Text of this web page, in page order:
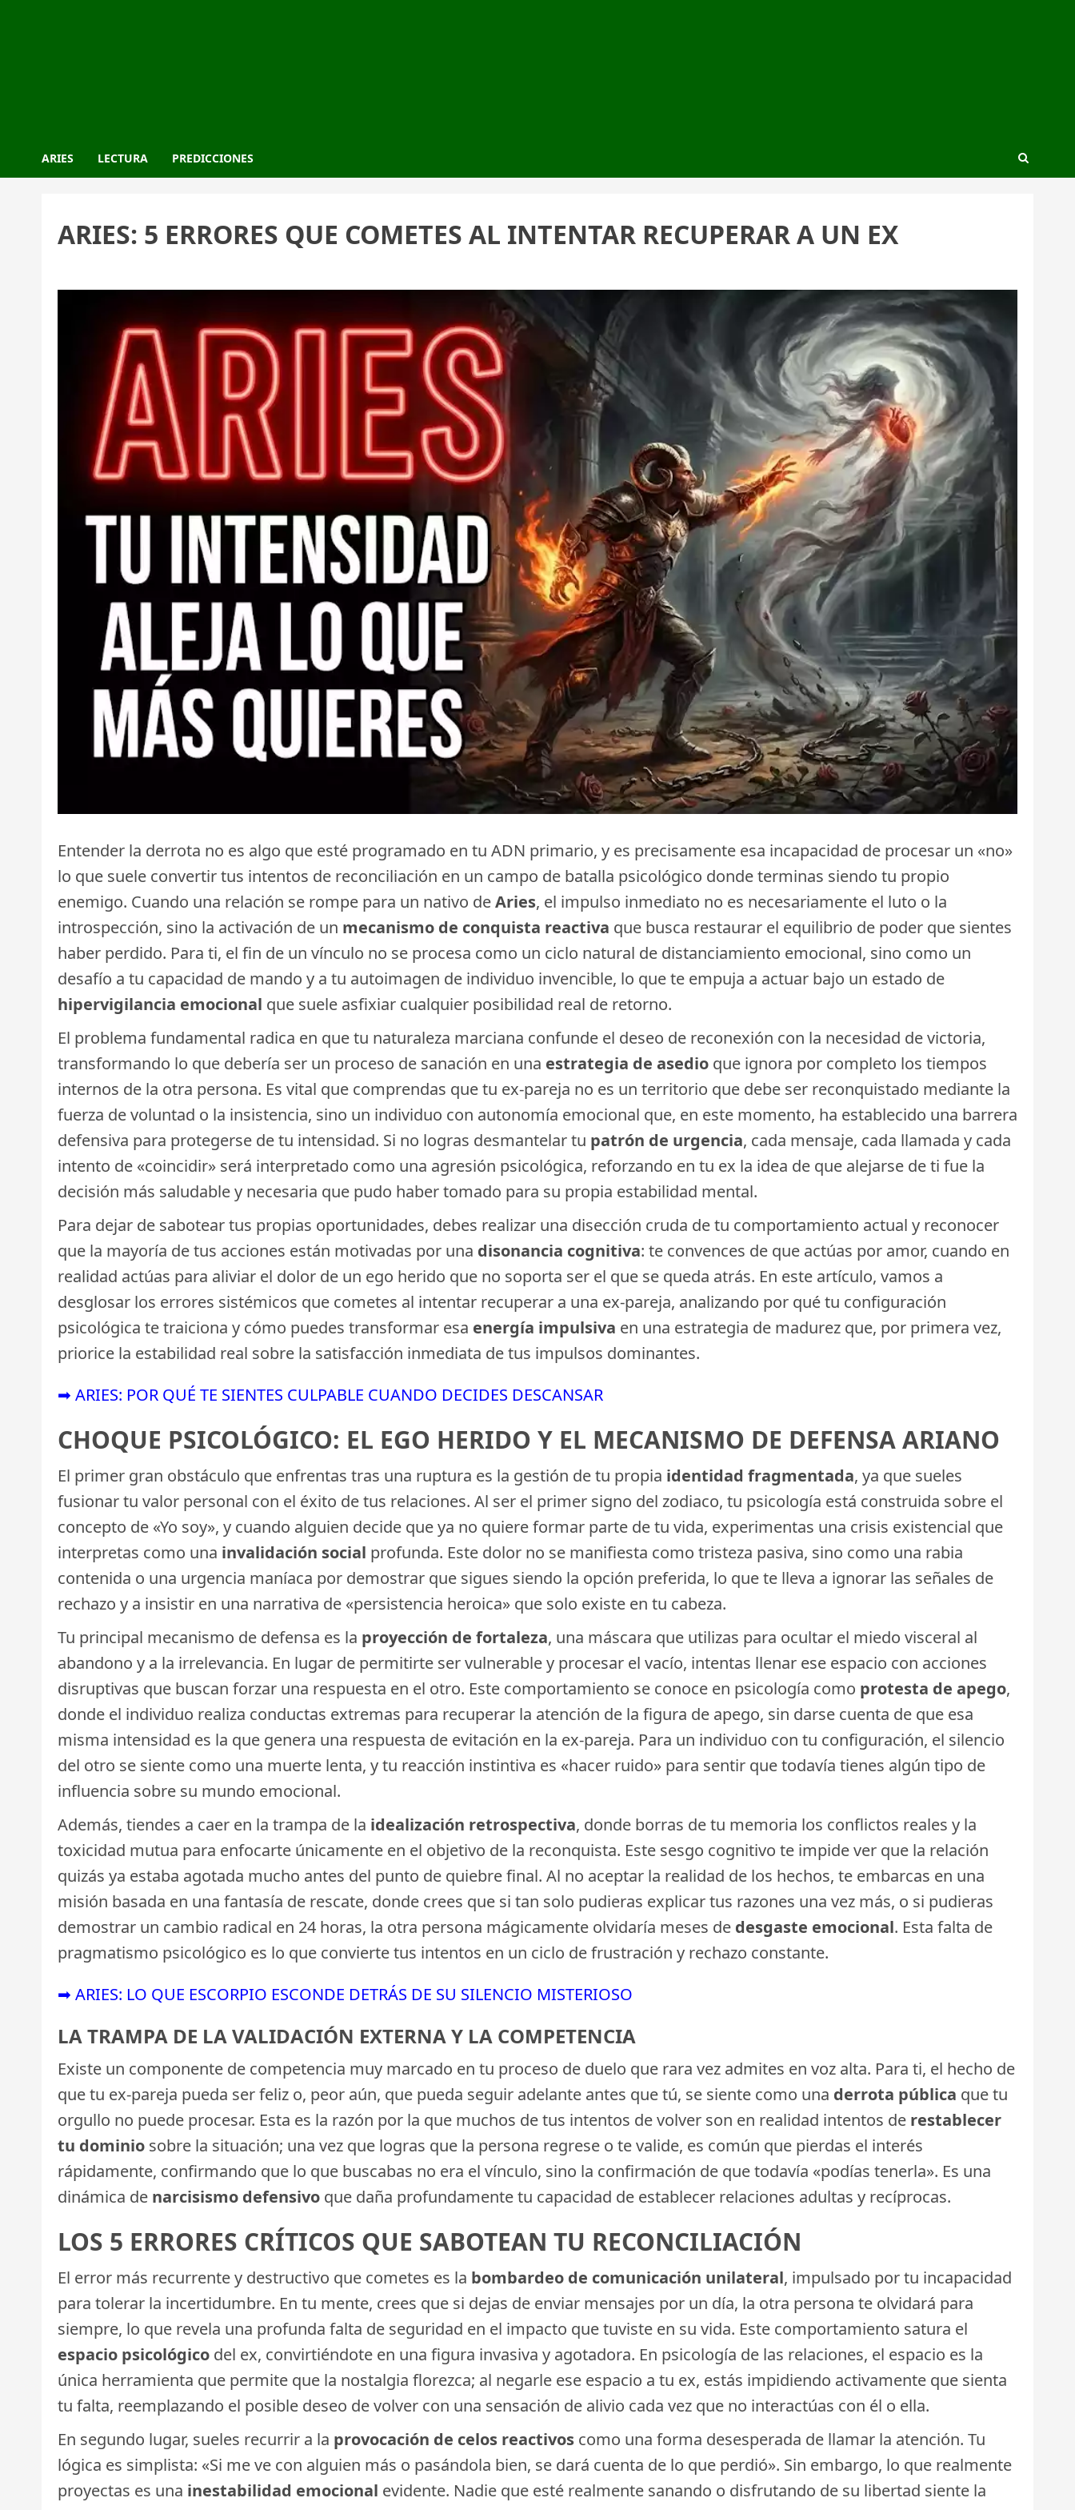
ARIES LECTURA PREDICCIONES
ARIES: 5 ERRORES QUE COMETES AL INTENTAR RECUPERAR A UN EX
Entender la derrota no es algo que esté programado en tu ADN primario, y es precisamente esa incapacidad de procesar un «no»
lo que suele convertir tus intentos de reconciliación en un campo de batalla psicológico donde terminas siendo tu propio
enemigo. Cuando una relación se rompe para un nativo deAries, el impulso inmediato no es necesariamente el luto o la
introspección, sino la activación de un mecanismo de conquista reactiva que busca restaurar el equilibrio de poder que sientes
haber perdido. Para ti, el fin de un vínculo no se procesa como un ciclo natural de distanciamiento emocional, sino como un
desafío a tu capacidad de mando y a tu autoimagen de individuo invencible, lo que te empuja a actuar bajo un estado de
hipervigilancia emocional que suele asfixiar cualquier posibilidad real de retorno.
El problema fundamental radica en que tu naturaleza marciana confunde el deseo de reconexión con la necesidad de victoria,
transformando lo que debería ser un proceso de sanación en una estrategia de asedio que ignora por completo los tiempos
internos de la otra persona. Es vital que comprendas que tu ex-pareja no es un territorio que debe ser reconquistado mediante la
fuerza de voluntad o la insistencia, sino un individuo con autonomía emocional que, en este momento, ha establecido una barrera
defensiva para protegerse de tu intensidad. Si no logras desmantelar tu patrón de urgencia, cada mensaje, cada llamada y cada
intento de «coincidir» será interpretado como una agresión psicológica, reforzando en tu ex la idea de que alejarse de ti fue la
decisión más saludable y necesaria que pudo haber tomado para su propia estabilidad mental.
Para dejar de sabotear tus propias oportunidades, debes realizar una disección cruda de tu comportamiento actual y reconocer
que la mayoría de tus acciones están motivadas por una disonancia cognitiva: te convences de que actúas por amor, cuando en
realidad actúas para aliviar el dolor de un ego herido que no soporta ser el que se queda atrás. En este artículo, vamos a
desglosar los errores sistémicos que cometes al intentar recuperar a una ex-pareja, analizando por qué tu configuración
psicológica te traiciona y cómo puedes transformar esa energía impulsiva en una estrategia de madurez que, por primera vez,
priorice la estabilidad real sobre la satisfacción inmediata de tus impulsos dominantes.
➡ ARIES: POR QUÉ TE SIENTES CULPABLE CUANDO DECIDES DESCANSAR
CHOQUE PSICOLÓGICO: EL EGO HERIDO Y EL MECANISMO DE DEFENSA ARIANO
El primer gran obstáculo que enfrentas tras una ruptura es la gestión de tu propia identidad fragmentada, ya que sueles
fusionar tu valor personal con el éxito de tus relaciones. Al ser el primer signo del zodiaco, tu psicología está construida sobre el
concepto de «Yo soy», y cuando alguien decide que ya no quiere formar parte de tu vida, experimentas una crisis existencial que
interpretas como una invalidación social profunda. Este dolor no se manifiesta como tristeza pasiva, sino como una rabia
contenida o una urgencia maníaca por demostrar que sigues siendo la opción preferida, lo que te lleva a ignorar las señales de
rechazo y a insistir en una narrativa de «persistencia heroica» que solo existe en tu cabeza.
Tu principal mecanismo de defensa es la proyección de fortaleza, una máscara que utilizas para ocultar el miedo visceral al
abandono y a la irrelevancia. En lugar de permitirte ser vulnerable y procesar el vacío, intentas llenar ese espacio con acciones
disruptivas que buscan forzar una respuesta en el otro. Este comportamiento se conoce en psicología como protesta de apego,
donde el individuo realiza conductas extremas para recuperar la atención de la figura de apego, sin darse cuenta de que esa
misma intensidad es la que genera una respuesta de evitación en la ex-pareja. Para un individuo con tu configuración, el silencio
del otro se siente como una muerte lenta, y tu reacción instintiva es «hacer ruido» para sentir que todavía tienes algún tipo de
influencia sobre su mundo emocional.
Además, tiendes a caer en la trampa de la idealización retrospectiva, donde borras de tu memoria los conflictos reales y la
toxicidad mutua para enfocarte únicamente en el objetivo de la reconquista. Este sesgo cognitivo te impide ver que la relación
quizás ya estaba agotada mucho antes del punto de quiebre final. Al no aceptar la realidad de los hechos, te embarcas en una
misión basada en una fantasía de rescate, donde crees que si tan solo pudieras explicar tus razones una vez más, o si pudieras
demostrar un cambio radical en 24 horas, la otra persona mágicamente olvidaría meses de desgaste emocional. Esta falta de
pragmatismo psicológico es lo que convierte tus intentos en un ciclo de frustración y rechazo constante.
➡ ARIES: LO QUE ESCORPIO ESCONDE DETRÁS DE SU SILENCIO MISTERIOSO
LA TRAMPA DE LA VALIDACIÓN EXTERNA Y LA COMPETENCIA
Existe un componente de competencia muy marcado en tu proceso de duelo que rara vez admites en voz alta. Para ti, el hecho de
que tu ex-pareja pueda ser feliz o, peor aún, que pueda seguir adelante antes que tú, se siente como una derrota pública que tu
orgullo no puede procesar. Esta es la razón por la que muchos de tus intentos de volver son en realidad intentos de restablecer
tu dominio sobre la situación; una vez que logras que la persona regrese o te valide, es común que pierdas el interés
rápidamente, confirmando que lo que buscabas no era el vínculo, sino la confirmación de que todavía «podías tenerla». Es una
dinámica de narcisismo defensivo que daña profundamente tu capacidad de establecer relaciones adultas y recíprocas.
LOS 5 ERRORES CRÍTICOS QUE SABOTEAN TU RECONCILIACIÓN
El error más recurrente y destructivo que cometes es la bombardeo de comunicación unilateral, impulsado por tu incapacidad
para tolerar la incertidumbre. En tu mente, crees que si dejas de enviar mensajes por un día, la otra persona te olvidará para
siempre, lo que revela una profunda falta de seguridad en el impacto que tuviste en su vida. Este comportamiento satura el
espacio psicológico del ex, convirtiéndote en una figura invasiva y agotadora. En psicología de las relaciones, el espacio es la
única herramienta que permite que la nostalgia florezca; al negarle ese espacio a tu ex, estás impidiendo activamente que sienta
tu falta, reemplazando el posible deseo de volver con una sensación de alivio cada vez que no interactúas con él o ella.
En segundo lugar, sueles recurrir a la provocación de celos reactivos como una forma desesperada de llamar la atención. Tu
lógica es simplista: «Si me ve con alguien más o pasándola bien, se dará cuenta de lo que perdió». Sin embargo, lo que realmente
proyectas es una inestabilidad emocional evidente. Nadie que esté realmente sanando o disfrutando de su libertad siente la